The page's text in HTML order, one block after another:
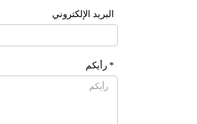
البرید الإلکتروني
* رأیکم